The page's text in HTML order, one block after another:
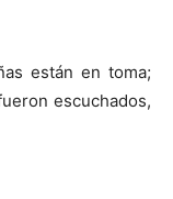
están en toma;
escuchados,